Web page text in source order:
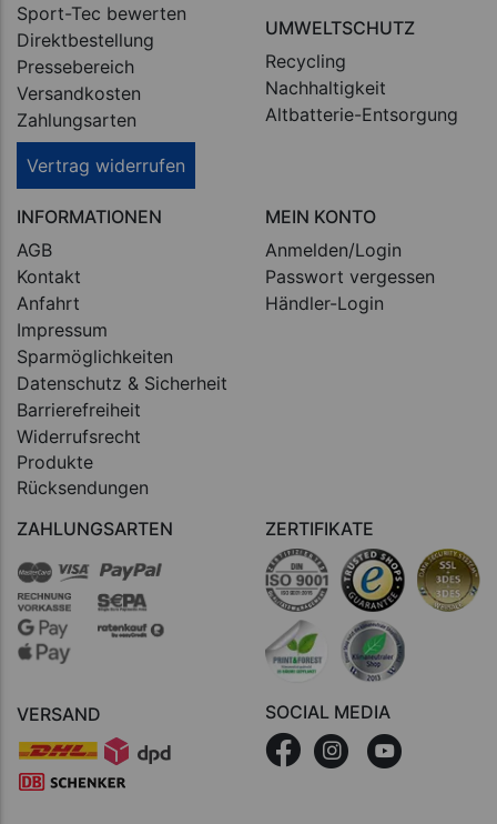
Sport-Tec bewerten
Direktbestellung
Pressebereich
Versandkosten
Zahlungsarten
Vertrag widerrufen
UMWELTSCHUTZ
Recycling
Nachhaltigkeit
Altbatterie-Entsorgung
INFORMATIONEN
AGB
Kontakt
Anfahrt
Impressum
Sparmöglichkeiten
Datenschutz & Sicherheit
Barrierefreiheit
Widerrufsrecht
Produkte
Rücksendungen
MEIN KONTO
Anmelden/Login
Passwort vergessen
Händler-Login
ZAHLUNGSARTEN
VERSAND
ZERTIFIKATE
SOCIAL MEDIA